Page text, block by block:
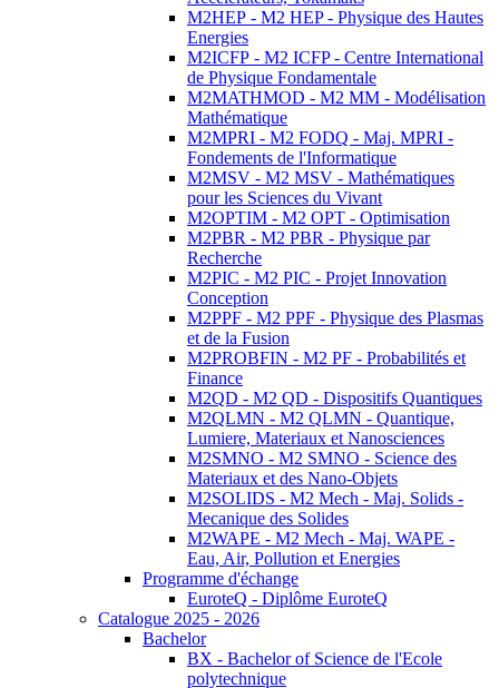
M2HEP - M2 HEP - Physique des Hautes
Energies
M2ICFP - M2 ICFP - Centre International
de Physique Fondamentale
M2MATHMOD - M2 MM - Modélisation
Mathématique
M2MPRI - M2 FODQ - Maj. MPRI -
Fondements de l'Informatique
M2MSV - M2 MSV - Mathématiques
pour les Sciences du Vivant
M2OPTIM - M2 OPT - Optimisation
M2PBR - M2 PBR - Physique par
Recherche
M2PIC - M2 PIC - Projet Innovation
Conception
M2PPF - M2 PPF - Physique des Plasmas
et de la Fusion
M2PROBFIN - M2 PF - Probabilités et
Finance
M2QD - M2 QD - Dispositifs Quantiques
M2QLMN - M2 QLMN - Quantique,
Lumiere, Materiaux et Nanosciences
M2SMNO - M2 SMNO - Science des
Materiaux et des Nano-Objets
M2SOLIDS - M2 Mech - Maj. Solids -
Mecanique des Solides
M2WAPE - M2 Mech - Maj. WAPE -
Eau, Air, Pollution et Energies
Programme d'échange
EuroteQ - Diplôme EuroteQ
Catalogue 2025 - 2026
Bachelor
BX - Bachelor of Science de l'Ecole
polytechnique